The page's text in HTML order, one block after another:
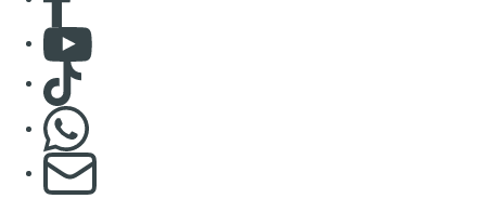
Consulter Youtube
Consulter TikTok
S'abonner à notre newsletter